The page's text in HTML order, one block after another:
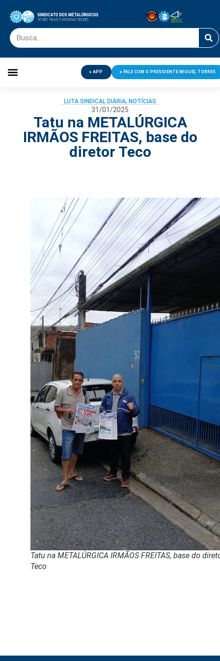
APP FALE COM O PRESIDENTE MIGUEL TORRES
LUTA SINDICAL DIÁRIA, NOTÍCIAS
31/01/2025
Tatu na METALÚRGICA
IRMÃOS FREITAS, base do
diretor Teco
Tatu na METALÚRGICA IRMÃOS FREITAS, base do
Teco